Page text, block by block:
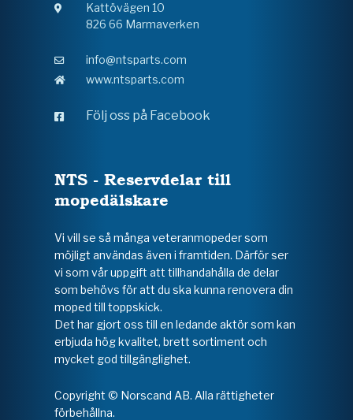
Kattövägen 10
826 66 Marmaverken
info@ntsparts.com
www.ntsparts.com
Följ oss på Facebook
NTS - Reservdelar till
mopedälskare
Vi vill se så många veteranmopeder som
möjligt användas även i framtiden. Därför ser
vi som vår uppgift att tillhandahålla de delar
som behövs för att du ska kunna renovera din
moped till toppskick.
Det har gjort oss till en ledande aktör som kan
erbjuda hög kvalitet, brett sortiment och
mycket god tillgänglighet.
Copyright © Norscand AB. Alla rättigheter
förbehållna.